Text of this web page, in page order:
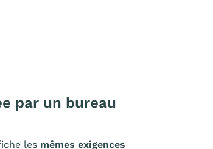
par un bureau
les mêmes exigences